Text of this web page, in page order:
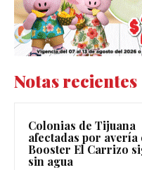
Notas recientes
Colonias de Tijuana
afectadas por avería
Booster El Carrizo
sin agua